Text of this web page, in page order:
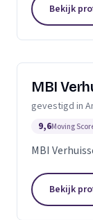
Bekijk
MBI
gevestigd in
9,6Moving
MBI
Bekijk